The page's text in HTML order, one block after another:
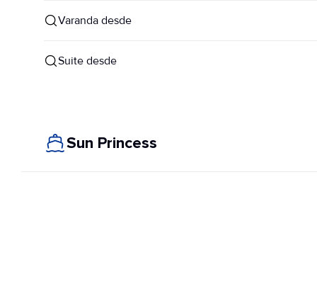
Varanda desde
Suite desde
Sun Princess